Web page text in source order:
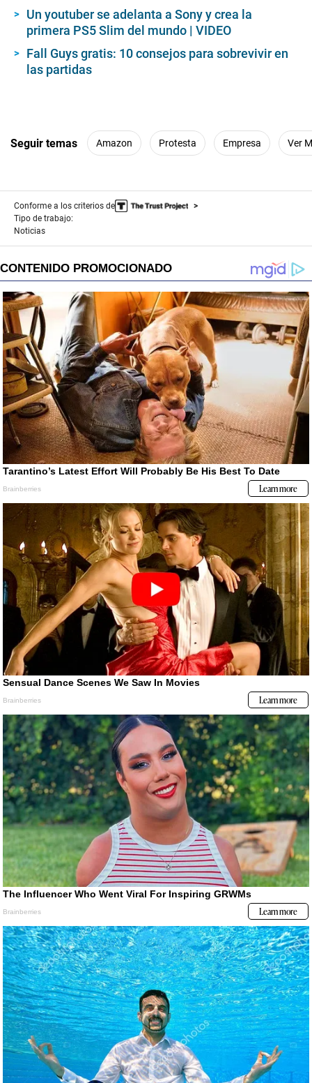
Un youtuber se adelanta a Sony y crea la
primera PS5 Slim del mundo | VIDEO
Fall Guys gratis: 10 consejos para sobrevivir en
las partidas
Seguir temas Amazon Protesta Empresa Ver
Conforme a los criterios de
Tipo de trabajo:
Noticias